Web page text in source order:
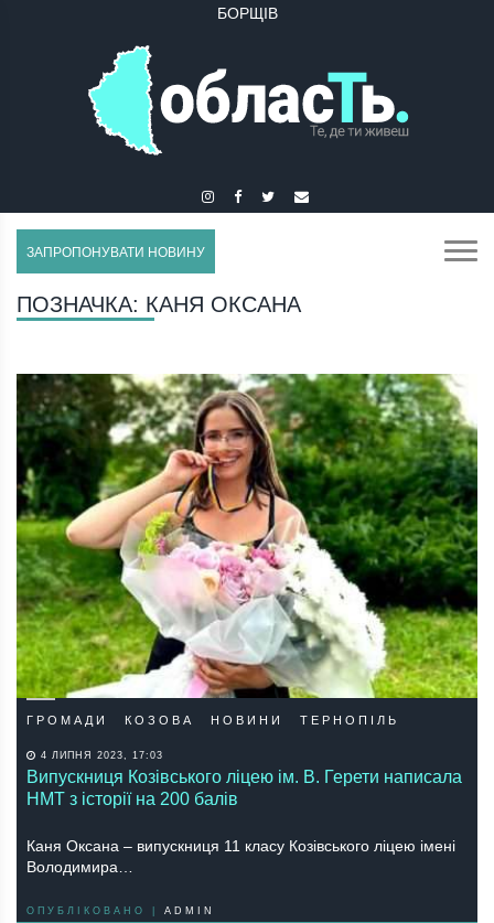
БОРЩІВ
ЗАПРОПОНУВАТИ НОВИНУ
ПОЗНАЧКА: КАНЯ ОКСАНА
ГРОМАДИ КОЗОВА НОВИНИ ТЕРНОПІЛЬ
4 ЛИПНЯ 2023, 17:03
Випускниця Козівського ліцею ім. В. Герети написала
НМТ з історії на 200 балів
Каня Оксана – випускниця 11 класу Козівського ліцею імені
Володимира…
ОПУБЛІКОВАНО | ADMIN